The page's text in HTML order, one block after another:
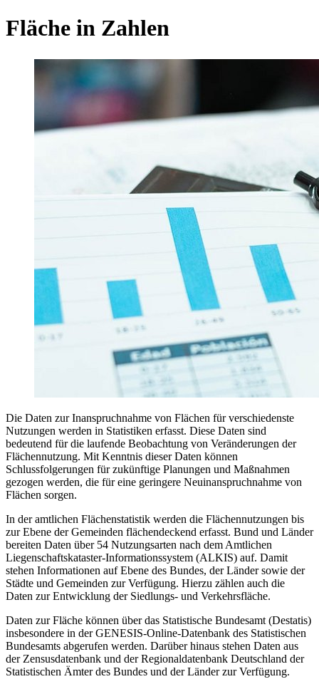
Fläche in Zahlen
Die Daten zur Inanspruchnahme von Flächen für verschiedenste
Nutzungen werden in Statistiken erfasst. Diese Daten sind
bedeutend für die laufende Beobachtung von Veränderungen der
Flächennutzung. Mit Kenntnis dieser Daten können
Schlussfolgerungen für zukünftige Planungen und Maßnahmen
gezogen werden, die für eine geringere Neuinanspruchnahme von
Flächen sorgen.
In der amtlichen Flächenstatistik werden die Flächennutzungen bis
zur Ebene der Gemeinden flächendeckend erfasst. Bund und Länder
bereiten Daten über 54 Nutzungsarten nach dem Amtlichen
Liegenschaftskataster-Informationssystem (ALKIS) auf. Damit
stehen Informationen auf Ebene des Bundes, der Länder sowie der
Städte und Gemeinden zur Verfügung. Hierzu zählen auch die
Daten zur Entwicklung der Siedlungs- und Verkehrsfläche.
Daten zur Fläche können über das Statistische Bundesamt (Destatis)
insbesondere in der GENESIS-Online-Datenbank des Statistischen
Bundesamts abgerufen werden. Darüber hinaus stehen Daten aus
der Zensusdatenbank und der Regionaldatenbank Deutschland der
Statistischen Ämter des Bundes und der Länder zur Verfügung.